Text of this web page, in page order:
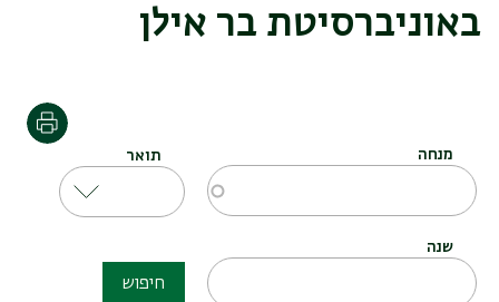
באוניברסיטת בר אילן
מנחה תואר
שנה
חיפוש